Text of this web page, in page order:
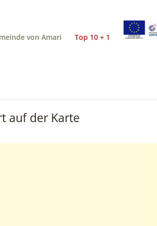
von Amari Top 10 + 1
auf der Karte